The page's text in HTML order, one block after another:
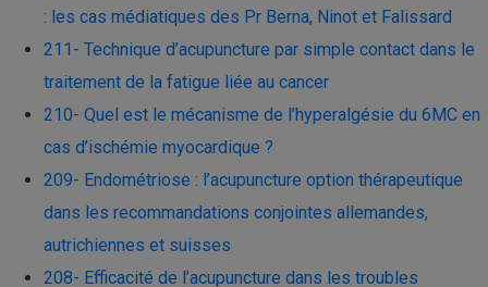
: les cas médiatiques des Pr Berna, Ninot et Falissard
211- Technique d’acupuncture par simple contact dans le
traitement de la fatigue liée au cancer
210- Quel est le mécanisme de l’hyperalgésie du 6MC en
cas d’ischémie myocardique ?
209- Endométriose : l’acupuncture option thérapeutique
dans les recommandations conjointes allemandes,
autrichiennes et suisses
208- Efficacité de l’acupuncture dans les troubles